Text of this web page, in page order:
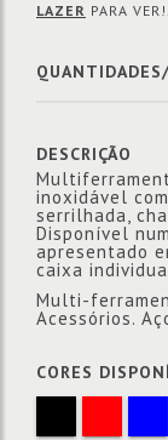
LAZER PARA VER!.
DESCRIÇÃO
inoxidável
serrilhada,
Disponível
apresentado
caixa
Multi-
Acessórios.
CORES